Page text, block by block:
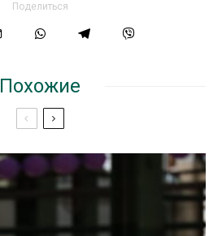
Поделиться
Похожие